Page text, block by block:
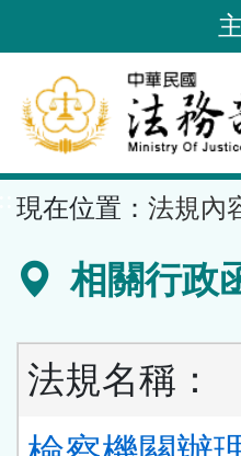
到
要
內
容
區
現在位置： 法規內
相關行政
法規名稱：